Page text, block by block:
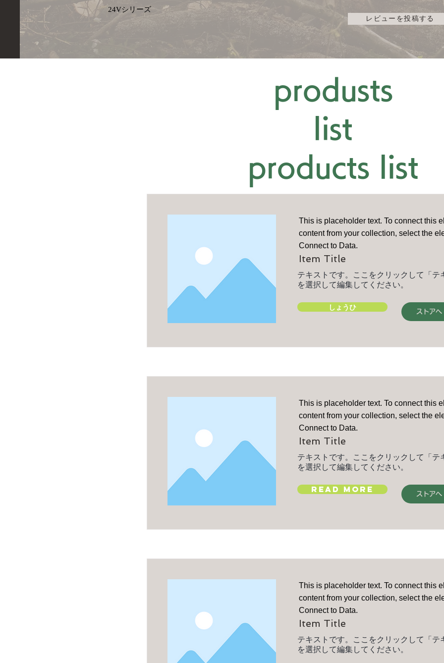
​24Vシリーズ
レビューを投稿する
produsts
list
products list
This is placeholder text. To connect this
content from your collection, select the
Connect to Data.
Item Title
テキストです。ここをクリックして「テ
を選択して編集してください。
しょうひ ストアへ
This is placeholder text. To connect this
content from your collection, select the
Connect to Data.
Item Title
テキストです。ここをクリックして「テ
を選択して編集してください。
Read More ストアへ
This is placeholder text. To connect this
content from your collection, select the
Connect to Data.
Item Title
テキストです。ここをクリックして「テ
を選択して編集してください。